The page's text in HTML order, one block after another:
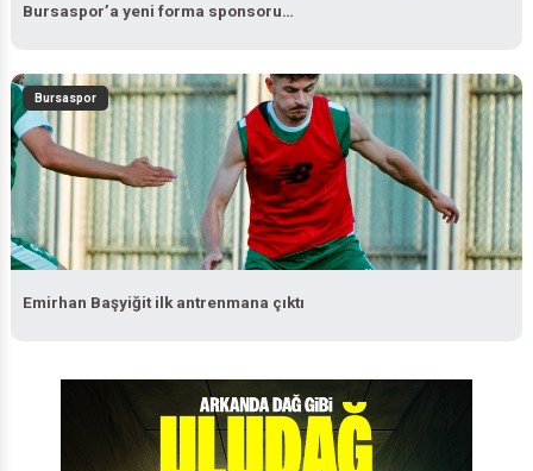
Bursaspor’a yeni forma sponsoru…
Bursaspor
Emirhan Başyiğit ilk antrenmana çıktı